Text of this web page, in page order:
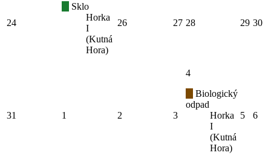
24
Sklo
Horka
I
(Kutná
Hora)
26 27 28 29 30
31 1 2 3
4
Biologický
odpad
Horka
I
(Kutná
Hora)
5 6